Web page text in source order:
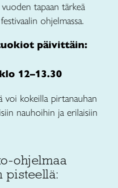
tapaan tärkeä
ohjelmassa.
päivittäin:
12–13.30
voi kokeilla pirtanauhan
nauhoihin ja erilaisiin
ohjelmaa
pisteellä: